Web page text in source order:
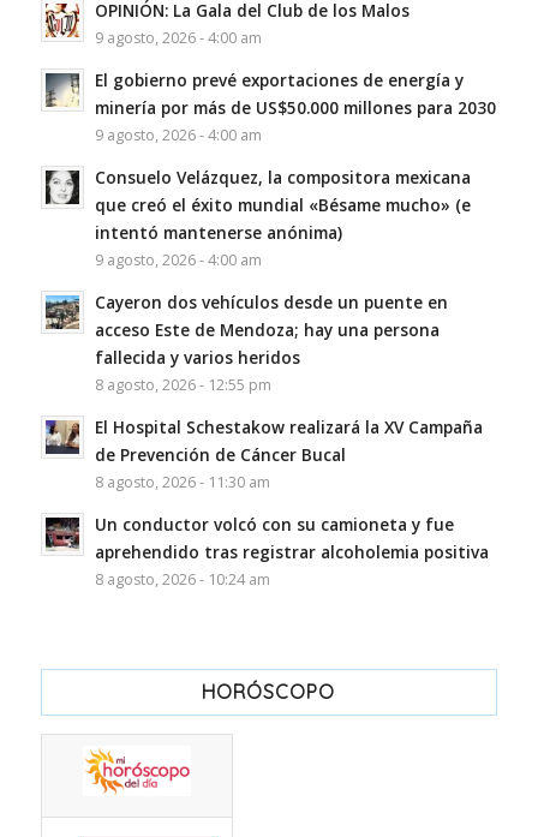
OPINIÓN: La Gala del Club de los Malos
9 agosto, 2026 - 4:00 am
El gobierno prevé exportaciones de energía y
minería por más de US$50.000 millones para 2030
9 agosto, 2026 - 4:00 am
Consuelo Velázquez, la compositora mexicana
que creó el éxito mundial «Bésame mucho» (e
intentó mantenerse anónima)
9 agosto, 2026 - 4:00 am
Cayeron dos vehículos desde un puente en
acceso Este de Mendoza; hay una persona
fallecida y varios heridos
8 agosto, 2026 - 12:55 pm
El Hospital Schestakow realizará la XV Campaña
de Prevención de Cáncer Bucal
8 agosto, 2026 - 11:30 am
Un conductor volcó con su camioneta y fue
aprehendido tras registrar alcoholemia positiva
8 agosto, 2026 - 10:24 am
HORÓSCOPO